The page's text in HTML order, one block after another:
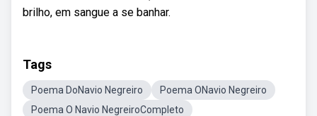
brilho, em sangue a se banhar.
Tags
Poema DoNavio Negreiro
Poema ONavio Negreiro
Poema O Navio NegreiroCompleto